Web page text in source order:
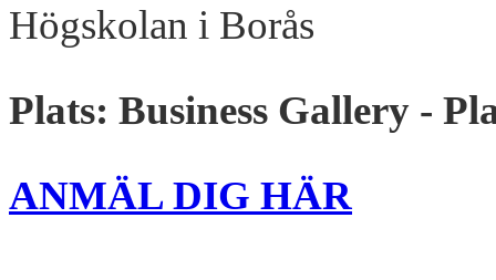
Högskolan i Borås
Plats: Business Gallery -
ANMÄL DIG HÄR